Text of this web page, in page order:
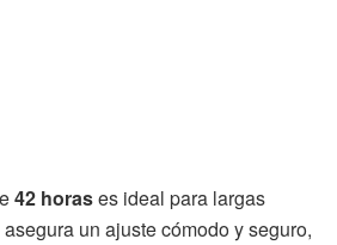
42 horases ideal para largas
un ajuste cómodo y seguro,